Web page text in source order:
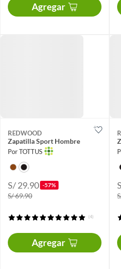
Agregar
REDWOOD
Zapatilla Sport Hombre
Por TOTTUS
S/ 29.90 -57%
S/ 69.90
(4)
Agregar